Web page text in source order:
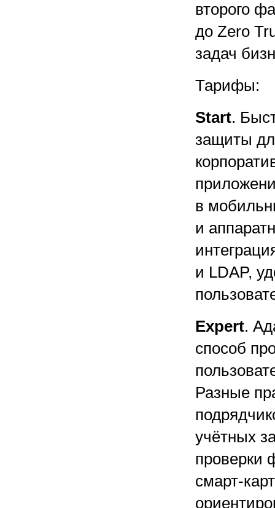
второго
до Zero
задач
Тарифы:
Start.
защиты
в
и
и LDAP,
Expert.
способ
Разные
учётных
проверки
смарт-